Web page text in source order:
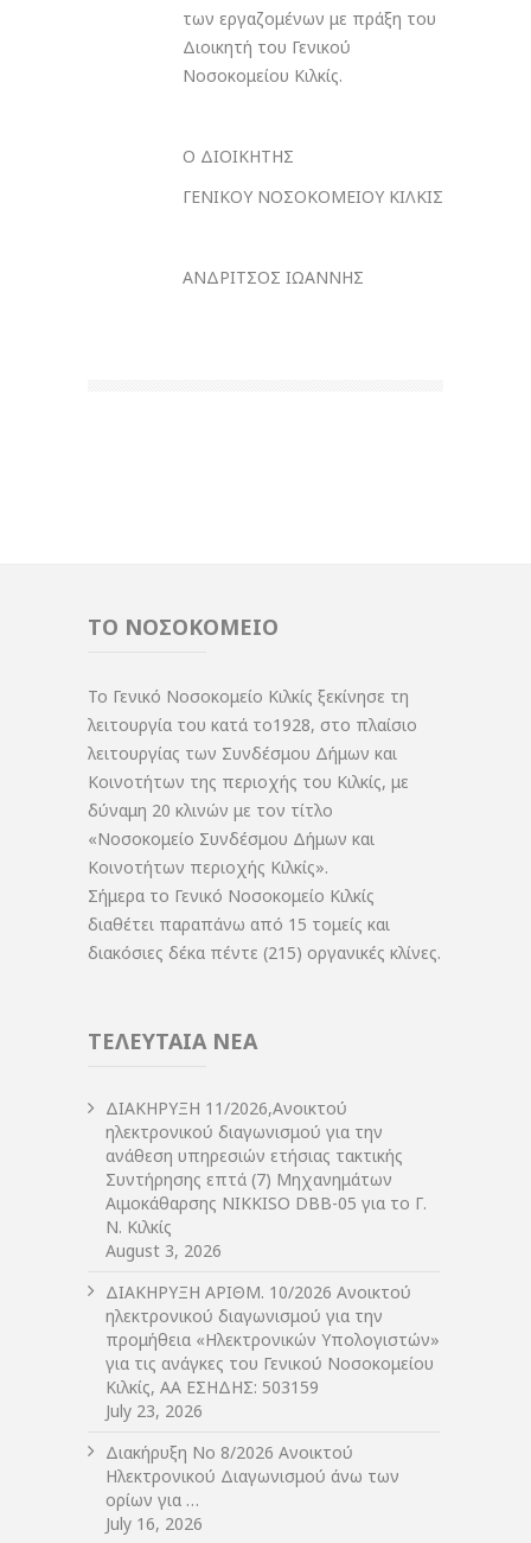
των εργαζομένων με πράξη του
Διοικητή του Γενικού
Νοσοκομείου Κιλκίς.
Ο ΔΙΟΙΚΗΤΗΣ
ΓΕΝΙΚΟΥ ΝΟΣΟΚΟΜΕΙΟΥ ΚΙΛΚΙΣ
ΑΝΔΡΙΤΣΟΣ ΙΩΑΝΝΗΣ
ΤΟ ΝΟΣΟΚΟΜΕΙΟ
Το Γενικό Νοσοκομείο Κιλκίς ξεκίνησε τη
λειτουργία του κατά το1928, στο πλαίσιο
λειτουργίας των Συνδέσμου Δήμων και
Κοινοτήτων της περιοχής του Κιλκίς, με
δύναμη 20 κλινών με τον τίτλο
«Νοσοκομείο Συνδέσμου Δήμων και
Κοινοτήτων περιοχής Κιλκίς».
Σήμερα το Γενικό Νοσοκομείο Κιλκίς
διαθέτει παραπάνω από 15 τομείς και
διακόσιες δέκα πέντε (215) οργανικές κλίνες.
ΤΕΛΕΥΤΑΙΑ ΝΕΑ
ΔIΑΚΗΡΥΞΗ 11/2026,Ανοικτού
ηλεκτρονικού διαγωνισμού για την
ανάθεση υπηρεσιών ετήσιας τακτικής
Συντήρησης επτά (7) Μηχανημάτων
Αιμοκάθαρσης NIKKISO DBB-05 για το Γ.
Ν. Κιλκίς
August 3, 2026
ΔIΑΚΗΡΥΞΗ ΑΡIΘΜ. 10/2026 Ανοικτού
ηλεκτρονικού διαγωνισμού για την
προμήθεια «Ηλεκτρονικών Υπολογιστών»
για τις ανάγκες του Γενικού Νοσοκομείου
Κιλκίς, ΑΑ ΕΣΗΔΗΣ: 503159
July 23, 2026
Διακήρυξη Νο 8/2026 Ανοικτού
Ηλεκτρονικού Διαγωνισμού άνω των
ορίων για …
July 16, 2026